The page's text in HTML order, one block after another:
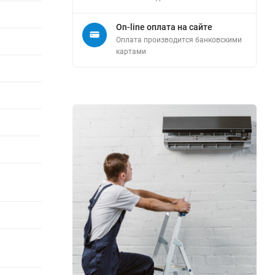
On-line оплата на сайте
Оплата производится банковскими
картами